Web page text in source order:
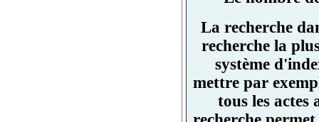
La recherche
recherche la
système
mettre par
tous les